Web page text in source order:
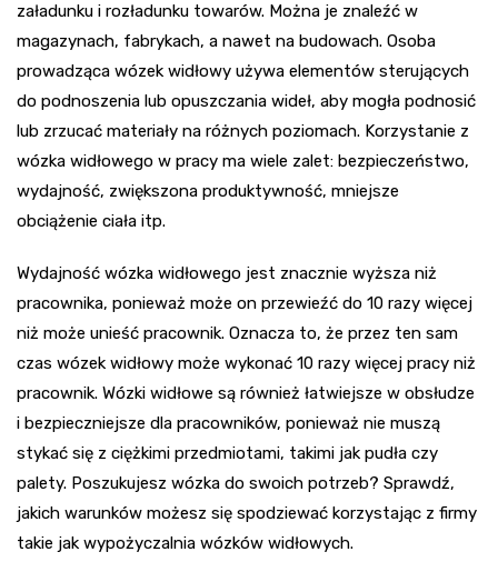
załadunku i rozładunku towarów. Można je znaleźć w
magazynach, fabrykach, a nawet na budowach. Osoba
prowadząca wózek widłowy używa elementów sterujących
do podnoszenia lub opuszczania wideł, aby mogła podnosić
lub zrzucać materiały na różnych poziomach. Korzystanie z
wózka widłowego w pracy ma wiele zalet: bezpieczeństwo,
wydajność, zwiększona produktywność, mniejsze
obciążenie ciała itp.
Wydajność wózka widłowego jest znacznie wyższa niż
pracownika, ponieważ może on przewieźć do 10 razy więcej
niż może unieść pracownik. Oznacza to, że przez ten sam
czas wózek widłowy może wykonać 10 razy więcej pracy niż
pracownik. Wózki widłowe są również łatwiejsze w obsłudze
i bezpieczniejsze dla pracowników, ponieważ nie muszą
stykać się z ciężkimi przedmiotami, takimi jak pudła czy
palety. Poszukujesz wózka do swoich potrzeb? Sprawdź,
jakich warunków możesz się spodziewać korzystając z firmy
takie jak wypożyczalnia wózków widłowych.